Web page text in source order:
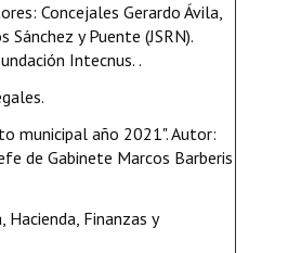
Concejales Gerardo Ávila,
y Puente (JSRN).
Intecnus. .
municipal año 2021". Autor:
de Gabinete Marcos Barberis
Finanzas y